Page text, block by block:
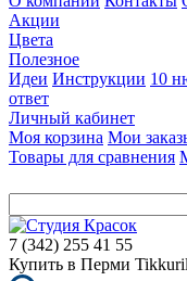
Акции
Цвета
Полезное
Идеи Инструкции 10
ответ
Личный кабинет
Моя корзина Мои
Товары для сравнения
7 (342) 255 41 55
Купить в Перми